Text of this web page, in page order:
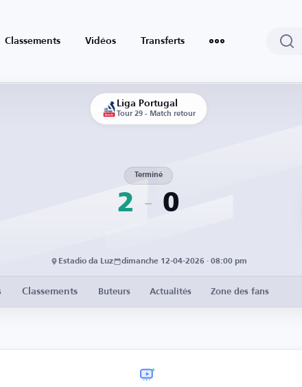
Classements Vidéos Transferts
Liga Portugal
Tour 29 - Match retour
2
Terminé
0
Estadio da Luz dimanche 12-04-2026 · 08:00 pm
Classements Buteurs Actualités Zone des fans